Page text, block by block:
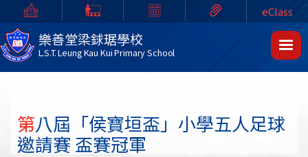
樂善堂梁銶琚學校
L.S.T. Leung Kau Kui Primary School
eClass
第八屆「侯寶垣盃」小學五人足球
邀請賽 盃賽冠軍